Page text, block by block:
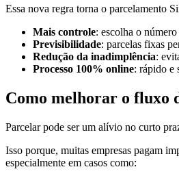
Essa nova regra torna o parcelamento
Mais controle: escolha o
Previsibilidade: parcelas fixas
Redução da inadimplência:
Processo 100% online: rápido e
Como melhorar o fluxo
Parcelar pode ser um alívio no curto
Isso porque, muitas empresas pagam
especialmente em casos como: